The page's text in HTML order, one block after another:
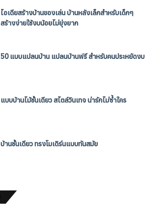
ไอเดียสร้างบ้านของเล่น บ้านหลังเล็กสำหรับเด็กๆ
สร้างง่ายใช้งบน้อยไม่ยุ่งยาก
50 แบบแปลนบ้าน แปลนบ้านฟรี สำหรับคนประหยัดงบ
แบบบ้านไม้ชั้นเดียว สไตล์วินเทจ น่ารักไม่ซ้ำใคร
บ้านชั้นเดียว ทรงโมเดิร์นแบบทันสมัย